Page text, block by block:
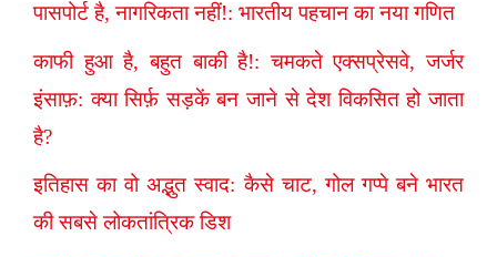
पासपोर्ट है, नागरिकता नहीं!: भारतीय पहचान का नया गणित
काफी हुआ है, बहुत बाकी है!: चमकते एक्सप्रेसवे, जर्जर
इंसाफ़: क्या सिर्फ़ सड़कें बन जाने से देश विकसित हो जाता
है?
इतिहास का वो अद्भुत स्वाद: कैसे चाट, गोल गप्पे बने भारत
की सबसे लोकतांत्रिक डिश